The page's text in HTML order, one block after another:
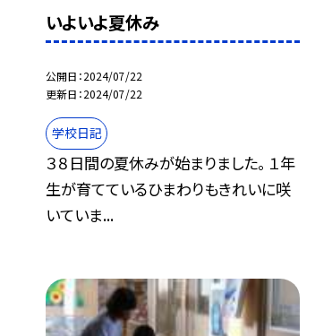
いよいよ夏休み
公開日 2024/07/22
更新日 2024/07/22
学校日記
３８日間の夏休みが始まりました。 １年
生が育てているひまわりもきれいに咲
いていま...